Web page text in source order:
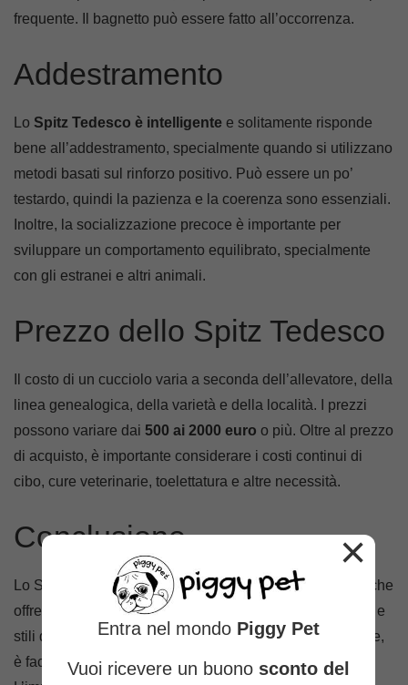
frequente. Il bagnetto può essere fatto all’occorrenza.
Addestramento
Lo Spitz Tedesco è intelligente e solitamente risponde
bene all’addestramento, specialmente quando si utilizzano
metodi basati sul rinforzo positivo. Può essere un po’
testardo, quindi la pazienza e la coerenza sono essenziali.
Inoltre, la socializzazione precoce è importante per
sviluppare un comportamento equilibrato, specialmente
con gli estranei e altri animali.
Prezzo dello Spitz Tedesco
Il costo di un cucciolo varia a seconda dell’allevatore, della
linea genealogica, della varietà e della località. I prezzi
possono variare dai 500 ai 2000 euro o più. Oltre al prezzo
di acquisto, è importante considerare i costi continui di
cibo, cure veterinarie, toelettatura e altre necessità.
Conclusione
Lo Spitz Tedesco è un caneaffascinante e affettuoso
che
offre una varietà di taglie per adattarsi a diverse famiglie e
stili di vita. Con il suo aspetto distintivo e il carattere leale,
è facile capire perché sia una razza tanto amata.
×
Entra nel mondo Piggy Pet
Vuoi ricevere un buono sconto del